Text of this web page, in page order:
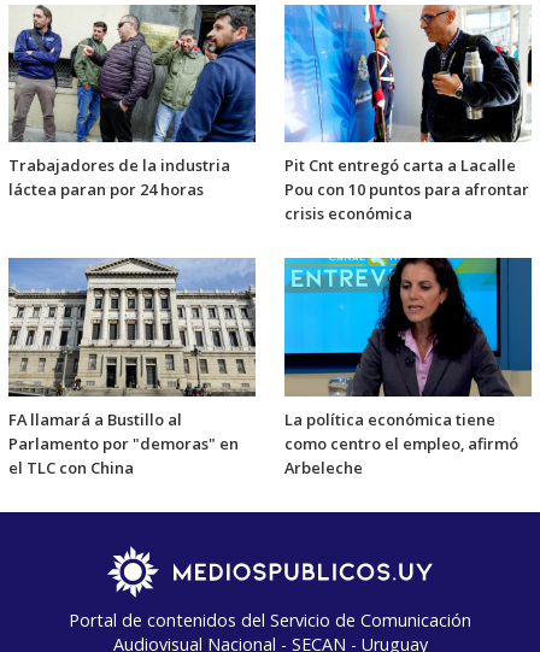
Trabajadores de la industria
láctea paran por 24 horas
Pit Cnt entregó carta a Lacalle
Pou con 10 puntos para afrontar
crisis económica
FA llamará a Bustillo al
Parlamento por "demoras" en
el TLC con China
La política económica tiene
como centro el empleo, afirmó
Arbeleche
Portal de contenidos del Servicio de Comunicación
Audiovisual Nacional - SECAN - Uruguay